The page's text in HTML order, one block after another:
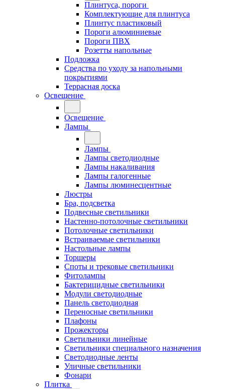
Плинтуса, пороги
Комплектующие для плинтуса
Плинтус пластиковый
Пороги алюминиевые
Пороги ПВХ
Розетты напольные
Подложка
Средства по уходу за напольными
покрытиями
Террасная доска
Освещение
Освещение
Лампы
Лампы
Лампы светодиодные
Лампы накаливания
Лампы галогенные
Лампы люминесцентные
Люстры
Бра, подсветка
Подвесные светильники
Настенно-потолочные светильники
Потолочные светильники
Встраиваемые светильники
Настольные лампы
Торшеры
Споты и трековые светильники
Фитолампы
Бактерицидные светильники
Модули светодиодные
Панель светодиодная
Переносные светильники
Плафоны
Прожекторы
Светильники линейные
Светильники специального назначения
Светодиодные ленты
Уличные светильники
Фонари
Плитка